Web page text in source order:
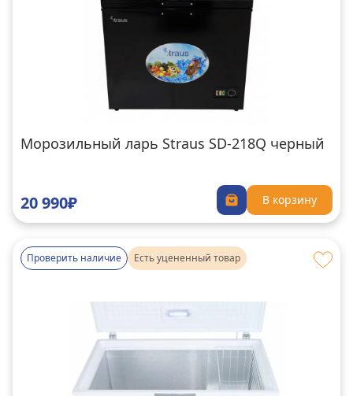
Морозильный ларь Straus SD-218Q черный
20 990₽ В корзину
Проверить наличие Есть уцененный товар